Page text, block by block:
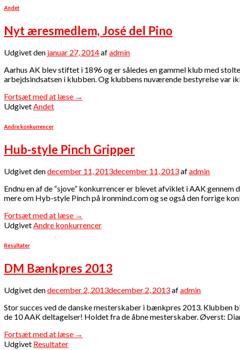
Andet
Nyt æresmedlem, José del Pino
Udgivet den januar 27, 2014afadmin
Aarhus AK blev stiftet i 1896 og er således en gammel klub med
arbejdsindsatsen i klubben. Og klubbens nuværende bestyrelse var
Fortsæt med at læse →
UdgivetAndet
Andre konkurrencer
Hub-style Pinch Gripper
Udgivet dendecember 11, 2013december 11, 2013afadmin
Endnu en af de “sjove” konkurrencer er blevet afviklet i AAK
mere om Hyb-style Pinch på ironmind.com og se også den forrige
Fortsæt med at læse →
Udgivet Andre konkurrencer
Resultater
DM Bænkpres 2013
Udgivet dendecember 2, 2013december 2, 2013afadmin
Stor succes ved de danske mesterskaber i bænkpres 2013. Klubben
de 10 AAK deltagelser! Holdet fra de åbne mesterskaber. Øverst:
Fortsæt med at læse →
Udgivet Resultater